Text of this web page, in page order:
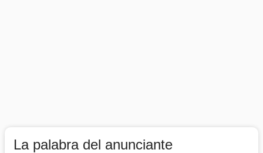
La palabra del anunciante